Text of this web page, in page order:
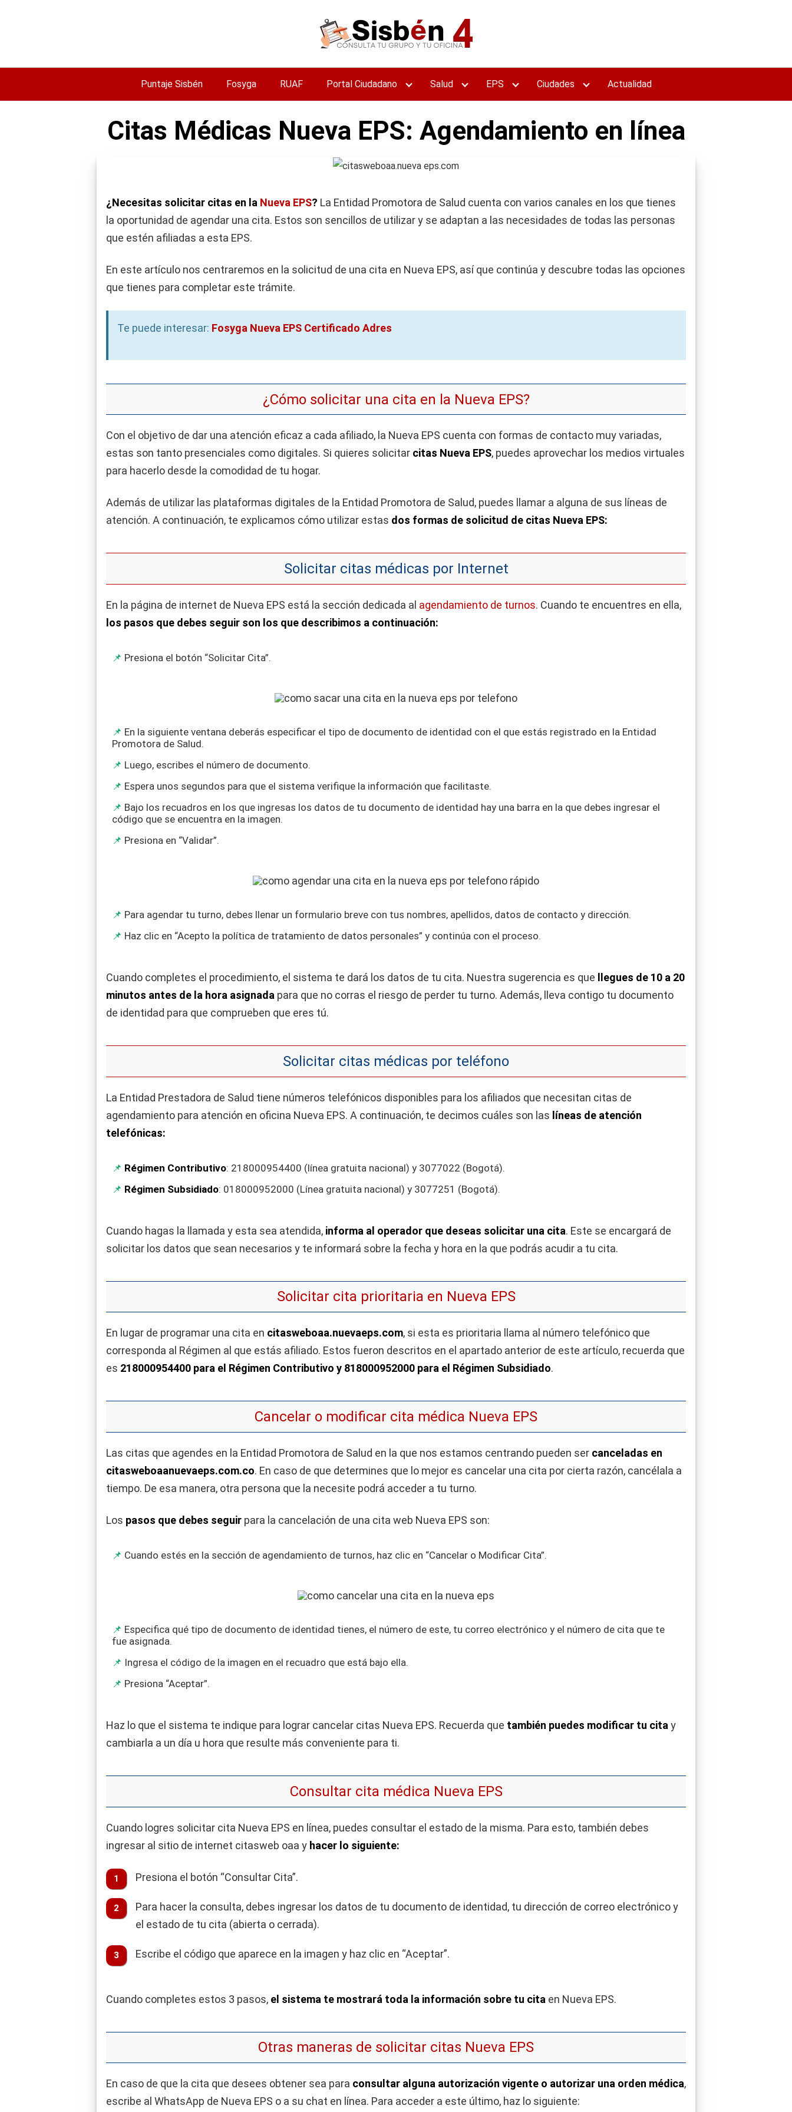
Puntaje Sisbén Fosyga RUAF Portal Ciudadano Salud EPS Ciudades Actualidad
Citas Médicas Nueva EPS: Agendamiento en línea
¿Necesitas solicitar citas en la Nueva EPS? La Entidad Promotora de Salud cuenta con varios canales en los que tienes
la oportunidad de agendar una cita. Estos son sencillos de utilizar y se adaptan a las necesidades de todas las personas
que estén afiliadas a esta EPS.
En este artículo nos centraremos en la solicitud de una cita en Nueva EPS, así que continúa y descubre todas las opciones
que tienes para completar este trámite.
Te puede interesar: Fosyga Nueva EPS Certificado Adres
¿Cómo solicitar una cita en la Nueva EPS?
Con el objetivo de dar una atención eficaz a cada afiliado, la Nueva EPS cuenta con formas de contacto muy variadas,
estas son tanto presenciales como digitales. Si quieres solicitar citas Nueva EPS, puedes aprovechar los medios virtuales
para hacerlo desde la comodidad de tu hogar.
Además de utilizar las plataformas digitales de la Entidad Promotora de Salud, puedes llamar a alguna de sus líneas de
atención. A continuación, te explicamos cómo utilizar estas dos formas de solicitud de citas Nueva EPS:
Solicitar citas médicas por Internet
En la página de internet de Nueva EPS está la sección dedicada al agendamiento de turnos. Cuando te encuentres en ella,
los pasos que debes seguir son los que describimos a continuación:
Presiona el botón “Solicitar Cita”.
En la siguiente ventana deberás especificar el tipo de documento de identidad con el que estás registrado en la Entidad
Promotora de Salud.
Luego, escribes el número de documento.
Espera unos segundos para que el sistema verifique la información que facilitaste.
Bajo los recuadros en los que ingresas los datos de tu documento de identidad hay una barra en la que debes ingresar el
código que se encuentra en la imagen.
Presiona en “Validar”.
Para agendar tu turno, debes llenar un formulario breve con tus nombres, apellidos, datos de contacto y dirección.
Haz clic en “Acepto la política de tratamiento de datos personales” y continúa con el proceso.
Cuando completes el procedimiento, el sistema te dará los datos de tu cita. Nuestra sugerencia es que
llegues de 10 a 20
minutos antes de la hora asignada para que no corras el riesgo de perder tu turno. Además, lleva contigo tu documento
de identidad para que comprueben que eres tú.
Solicitar citas médicas por teléfono
La Entidad Prestadora de Salud tiene números telefónicos disponibles para los afiliados que necesitan citas de
agendamiento para atención en oficina Nueva EPS. A continuación, te decimos cuáles son las líneas de atención
telefónicas:
Régimen Contributivo: 218000954400 (línea gratuita nacional) y 3077022 (Bogotá).
Régimen Subsidiado: 018000952000 (Línea gratuita nacional) y 3077251 (Bogotá).
Cuando hagas la llamada y esta sea atendida, informa al operador que deseas solicitar una cita. Este se encargará de
solicitar los datos que sean necesarios y te informará sobre la fecha y hora en la que podrás acudir a tu cita.
Solicitar cita prioritaria en Nueva EPS
En lugar de programar una cita en citasweboaa.nuevaeps.com, si esta es prioritaria llama al número telefónico que
corresponda al Régimen al que estás afiliado. Estos fueron descritos en el apartado anterior de este artículo, recuerda que
es 218000954400 para el Régimen Contributivo y 818000952000 para el Régimen Subsidiado.
Cancelar o modificar cita médica Nueva EPS
Las citas que agendes en la Entidad Promotora de Salud en la que nos estamos centrando pueden ser canceladas en
citasweboaanuevaeps.com.co. En caso de que determines que lo mejor es cancelar una cita por cierta razón, cancélala a
tiempo. De esa manera, otra persona que la necesite podrá acceder a tu turno.
Los pasos que debes seguir para la cancelación de una cita web Nueva EPS son:
Cuando estés en la sección de agendamiento de turnos, haz clic en “Cancelar o Modificar Cita”.
Especifica qué tipo de documento de identidad tienes, el número de este, tu correo electrónico y el número de cita que te
fue asignada.
Ingresa el código de la imagen en el recuadro que está bajo ella.
Presiona “Aceptar”.
Haz lo que el sistema te indique para lograr cancelar citas Nueva EPS. Recuerda que también puedes modificar tu cita y
cambiarla a un día u hora que resulte más conveniente para ti.
Consultar cita médica Nueva EPS
Cuando logres solicitar cita Nueva EPS en línea, puedes consultar el estado de la misma. Para esto, también debes
ingresar al sitio de internet citasweb oaa y hacer lo siguiente:
Presiona el botón “Consultar Cita”.
Para hacer la consulta, debes ingresar los datos de tu documento de identidad, tu dirección de correo electrónico y
el estado de tu cita (abierta o cerrada).
Escribe el código que aparece en la imagen y haz clic en “Aceptar”.
Cuando completes estos 3 pasos, el sistema te mostrará toda la información sobre tu cita en Nueva EPS.
Otras maneras de solicitar citas Nueva EPS
En caso de que la cita que desees obtener sea para consultar alguna autorización vigente o autorizar una orden médica,
escribe al WhatsApp de Nueva EPS o a su chat en línea. Para acceder a este último, haz lo siguiente: